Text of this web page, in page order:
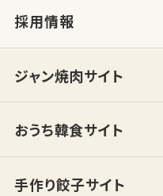
採用情報
ジャン焼肉サイト
おうち韓食サイト
手作り餃子サイト